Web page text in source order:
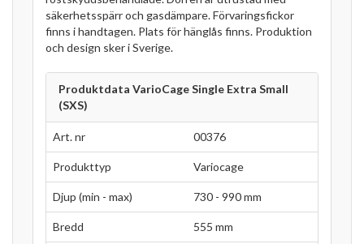
säkerhetsspärr och gasdämpare. Förvaringsfickor
finns i handtagen. Plats för hänglås finns. Produktion
och design sker i Sverige.
Produktdata VarioCage Single Extra Small
(SXS)
Art. nr 00376
Produkttyp Variocage
Djup (min - max) 730 - 990 mm
Bredd 555 mm